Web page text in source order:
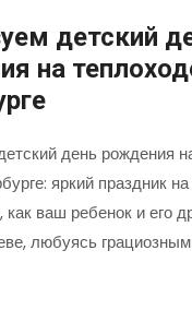
детский
на
день рождения
яркий праздник
как ваш ребенок и его
любуясь